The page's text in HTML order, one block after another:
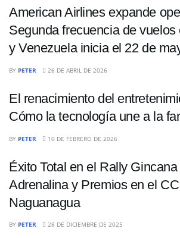
American Airlines expande
Segunda frecuencia de
y Venezuela inicia el 22 de
BY PETER 26 DE ABRIL DE 2026
El renacimiento del
Cómo la tecnología une a la
BY PETER 10 DE FEBRERO DE 2026
Éxito Total en el Rally
Adrenalina y Premios en el
Naguanagua
BY PETER 28 DE DICIEMBRE DE 2025